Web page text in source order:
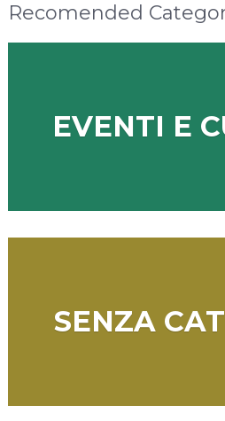
Recomended
EVENTI E
SENZA